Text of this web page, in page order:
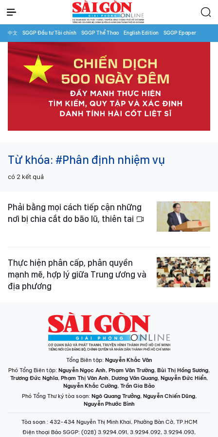
中文 SGGP Đầu tư Tài chính SGGP Thể Thao English Edition SGGP Epaper
Từ khóa: #Phân định nhiệm vụ
có 2 kết quả
Phải bằng mọi cách tiếp cận những
nơi bị chia cắt do bão lũ, thiên tai
Thực hiện phân cấp, phân quyền
mạnh mẽ, hợp lý giữa Trung ương và
địa phương
Tổng Biên tập: Nguyễn Khắc Văn
Phó Tổng Biên tập: Nguyễn Ngọc Anh, Phạm Văn Trường, Bùi Thị Hồng Sương,
Trương Đức Nghĩa, Phạm Thị Vân Anh, Dương Văn Quang, Nguyễn Đức Hiển,
Nguyễn Khắc Cường, Trần Gia Bảo
Phó Tổng Thư ký tòa soạn: Ngô Quang Trưởng, Nguyễn Chiến Dũng,
Nguyễn Phước Bình
Tòa soạn : 432-434 Nguyễn Thị Minh Khai, Phường Bàn Cờ, TP.HCM
Điện thoại Báo SGGP: (028) 3.9294.091, 3.9294.092, 3.9294.093,